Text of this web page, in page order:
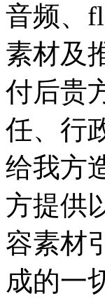
音频、
素材及
付后贵
任、行
给我方
方提供
容素材
成的一